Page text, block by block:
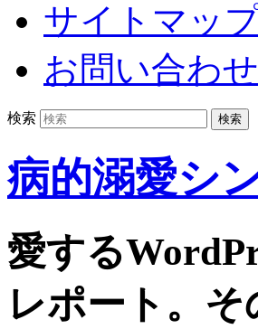
サイトマッ
お問い合わせ
検索
病的溺愛シ
愛する
レポート。